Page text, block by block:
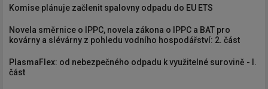
Komise plánuje začlenit spalovny odpadu do EU ETS
Novela směrnice o IPPC, novela zákona o IPPC a BAT pro
kovárny a slévárny z pohledu vodního hospodářství: 2. část
PlasmaFlex: od nebezpečného odpadu k využitelné surovině - I.
část